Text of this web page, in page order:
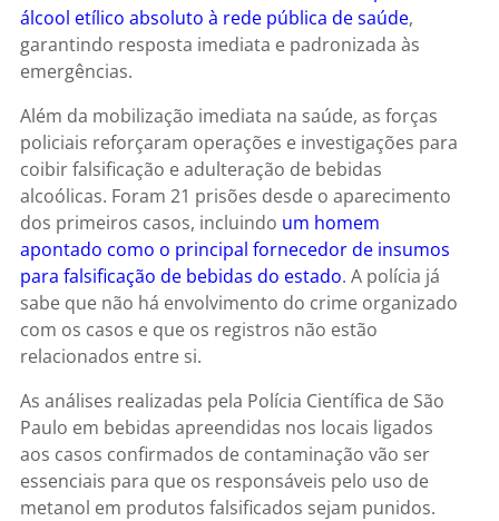
álcool etílico absoluto à rede pública de saúde,
garantindo resposta imediata e padronizada às
emergências.
Além da mobilização imediata na saúde, as forças
policiais reforçaram operações e investigações para
coibir falsificação e adulteração de bebidas
alcoólicas. Foram 21 prisões desde o aparecimento
dos primeiros casos, incluindo um homem
apontado como o principal fornecedor de insumos
para falsificação de bebidas do estado. A polícia já
sabe que não há envolvimento do crime organizado
com os casos e que os registros não estão
relacionados entre si.
As análises realizadas pela Polícia Científica de São
Paulo em bebidas apreendidas nos locais ligados
aos casos confirmados de contaminação vão ser
essenciais para que os responsáveis pelo uso de
metanol em produtos falsificados sejam punidos.